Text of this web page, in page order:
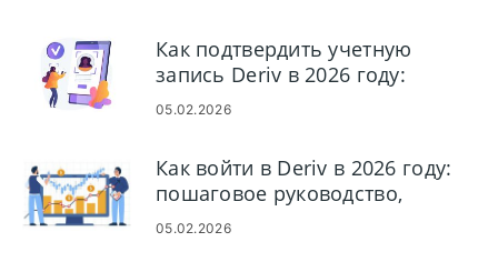
Как подтвердить учетную
запись Deriv в 2026 году:
пошаговое руководство KYC,
05.02.2026
Как войти в Deriv в 2026 году:
пошаговое руководство,
распространенные проблемы
05.02.2026